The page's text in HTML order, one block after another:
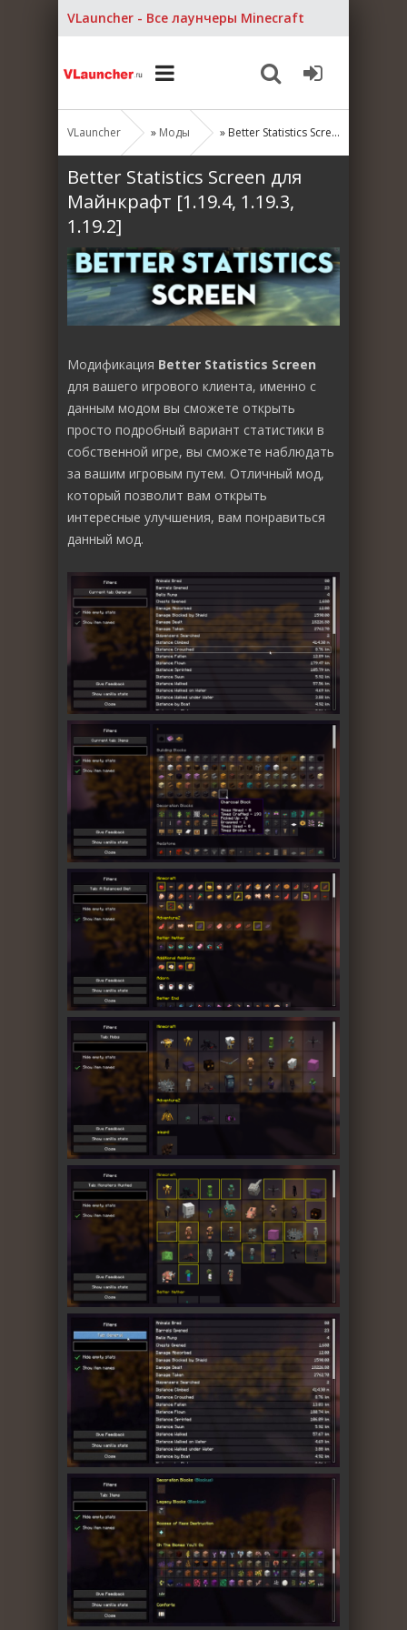
VLauncher - Все лаунчеры Minecraft
VLauncher » Моды » Better Statistics Screen для Майнкрафт [1.19.4, 1.19.3, 1.19.2]
Better Statistics Screen для
Майнкрафт [1.19.4, 1.19.3,
1.19.2]
Модификация Better Statistics Screen
для вашего игрового клиента, именно с
данным модом вы сможете открыть
просто подробный вариант статистики в
собственной игре, вы сможете наблюдать
за вашим игровым путем. Отличный мод,
который позволит вам открыть
интересные улучшения, вам понравиться
данный мод.